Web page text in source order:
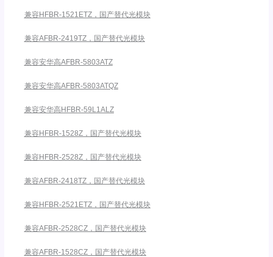
兼容HFBR-1521ETZ，国产替代光模块
兼容AFBR-2419TZ，国产替代光模块
兼容安华高AFBR-5803ATZ
兼容安华高AFBR-5803ATQZ
兼容安华高HFBR-59L1ALZ
兼容HFBR-1528Z，国产替代光模块
兼容HFBR-2528Z，国产替代光模块
兼容AFBR-2418TZ，国产替代光模块
兼容HFBR-2521ETZ，国产替代光模块
兼容AFBR-2528CZ，国产替代光模块
兼容AFBR-1528CZ，国产替代光模块